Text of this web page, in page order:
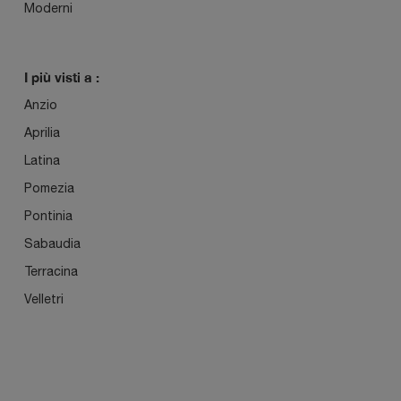
Moderni
I più visti a :
Anzio
Aprilia
Latina
Pomezia
Pontinia
Sabaudia
Terracina
Velletri